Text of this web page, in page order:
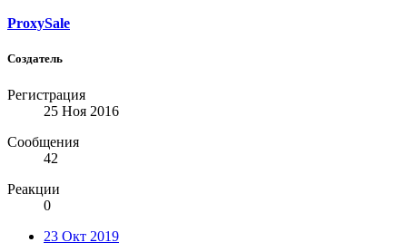
ProxySale
Создатель
Регистрация
25 Ноя 2016
Сообщения
42
Реакции
0
23 Окт 2019